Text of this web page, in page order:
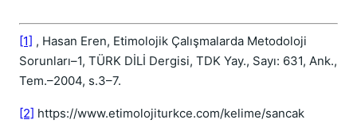
[1] , Hasan Eren, Etimolojik Çalışmalarda Metodoloji
Sorunları–1, TÜRK DİLİ Dergisi, TDK Yay., Sayı: 631, Ank.,
Tem.–2004, s.3–7.
[2] https://www.etimolojiturkce.com/kelime/sancak